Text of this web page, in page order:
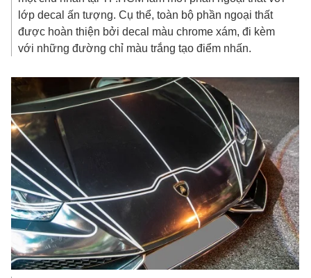
lớp decal ấn tượng. Cụ thể, toàn bộ phần ngoại thất
được hoàn thiện bởi decal màu chrome xám, đi kèm
với những đường chỉ màu trắng tạo điểm nhấn.